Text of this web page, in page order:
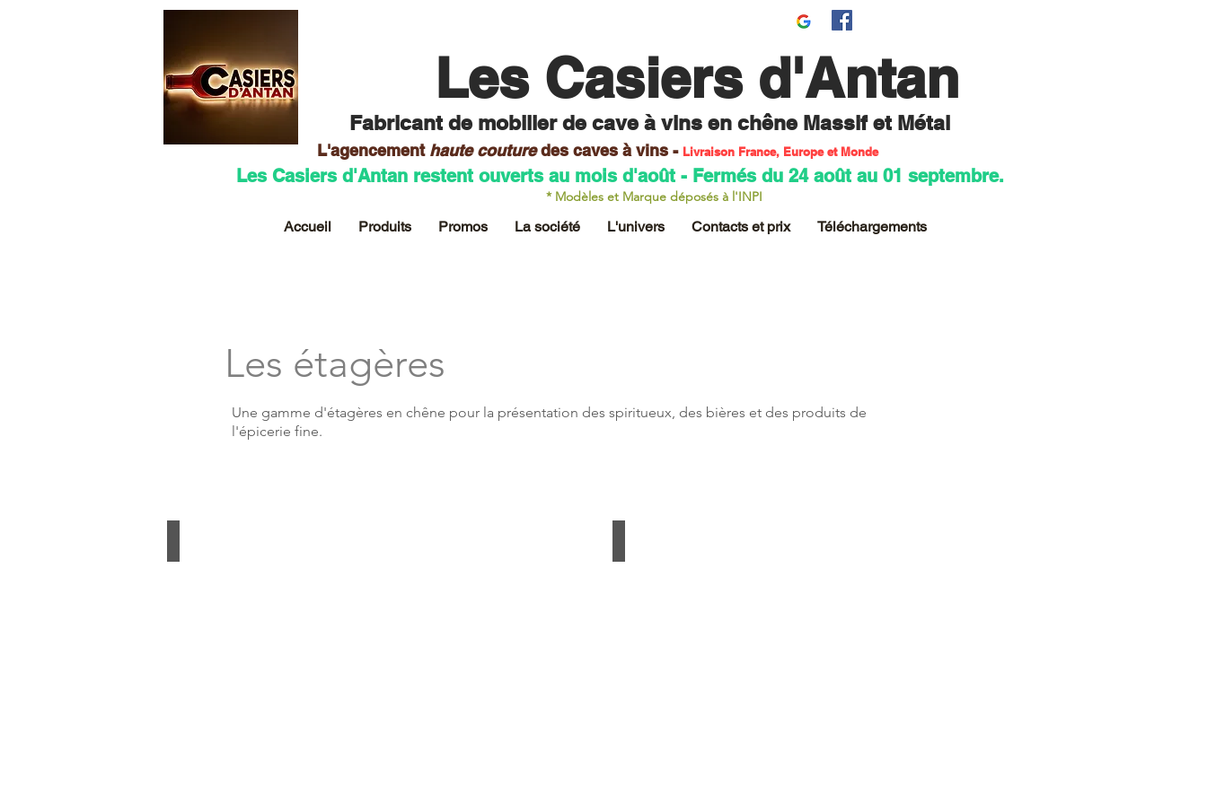
Les Casiers d'Antan
Fabricant de mobilierde cave à vins en chêne Massif et Métal
L'agencement haute couturedes caves à vins - Livraison France, Europe et Monde
Les Casiers d'Antan restent ouverts au mois d'août - Fermés du 24 août au 01 septembre.
* Modèles et Marque déposés à l'INPI
Accueil Produits Promos La société L'univers Contacts et prix Téléchargements
Les étagères
Une gamme d'étagères en chêne pour la présentation des spiritueux, des bières et des produits de
l'épicerie fine.